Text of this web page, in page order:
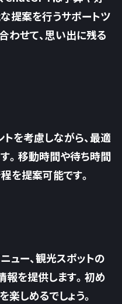
提案を行うサポートツ
わせて、思い出に残る
を考慮しながら、最適
。移動時間や待ち時間
を提案可能です。
ュー、観光スポットの
報を提供します。初め
しめるでしょう。